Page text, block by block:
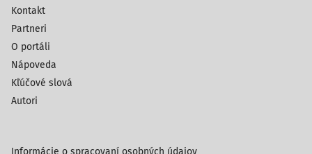
Kontakt
Partneri
O portáli
Nápoveda
Kľúčové slová
Autori
Informácie o spracovaní osobných údajov